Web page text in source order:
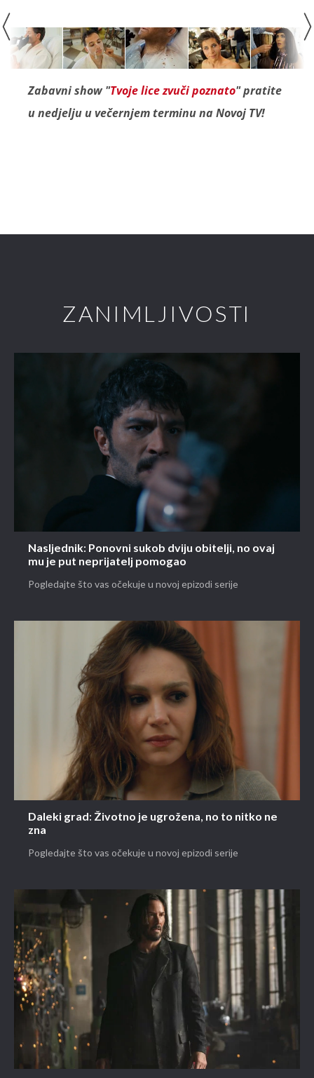
Zabavni show "Tvoje lice zvuči poznato" pratite
u nedjelju u večernjem terminu na Novoj TV!
ZANIMLJIVOSTI
Nasljednik: Ponovni sukob dviju obitelji, no ovaj
mu je put neprijatelj pomogao
Pogledajte što vas očekuje u novoj epizodi serije
Daleki grad: Životno je ugrožena, no to nitko ne
zna
Pogledajte što vas očekuje u novoj epizodi serije